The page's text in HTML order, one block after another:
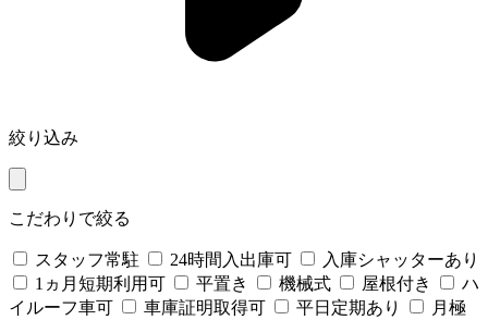
絞り込み
こだわりで絞る
スタッフ常駐 24時間入出庫可
入庫シャッターあり
1ヵ月短期利用可
平置き 機械式 屋根付き
ハ
イルーフ車可
車庫証明取得可 平日定期あり
月極